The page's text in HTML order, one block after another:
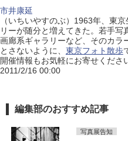
市井康延
（いちいやすのぶ）1963年、東
リーが随分と増えてきた。若手
画廊系ギャラリーなど、そのカラ
とさないように、 東京フォト散歩
開催情報もお気軽にお寄せくださ
2011/2/16 00:00
編集部のおすすめ記事
写真展告知